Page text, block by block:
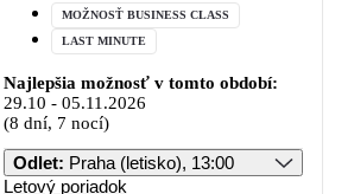
MOŽNOSŤ BUSINESS CLASS
LAST MINUTE
Najlepšia možnosť v tomto období:
29.10 - 05.11.2026
(8 dní, 7 nocí)
Odlet: Praha (letisko), 13:00
Letový poriadok